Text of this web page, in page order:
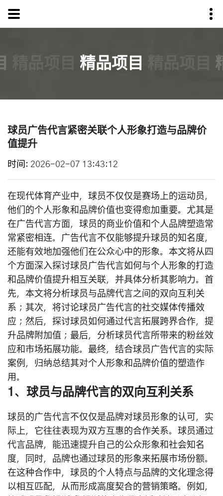
精品项目
球员广告代言紧密关联个人形象打造与品牌价
值提升
时间 2026-02-07 13:43:12
在现代体育产业中，球员不仅仅是赛场上的运动员，
他们的个人形象和品牌价值也变得愈加重要。尤其是
在广告代言方面，球员的商业价值和个人品牌塑造常
常紧密相连。广告代言不仅能够提升球员的知名度，
还能有效地加强他们在公众心中的形象。本文将从四
个方面深入探讨球员广告代言如何与个人形象的打造
和品牌价值提升相互关联，并具体分析其影响力。首
先，本文将分析球员与品牌代言之间的双向互利关
系；其次，将讨论球员广告代言的社交媒体传播效
应；然后，探讨球员如何通过代言拓展跨界合作，提
升品牌附加值；最后，分析球员代言所带来的粉丝效
应和市场拓展功能。最终，结合球员广告代言的实际
案例，归纳总结其对个人形象和品牌价值的塑造作
用。
1、球员与品牌代言的双向互利关系
球员的广告代言不仅仅是品牌对球员形象的认可，实
际上，它往往表现为双方互惠的合作关系。球员通过
代言品牌，能迅速提升自己的公众形象和社会知名
度，同时，品牌也通过球员的形象来拓展市场份额。
在这种合作中，球员的个人特点与品牌的文化理念得
以相互匹配，从而形成高度契合的营销策略。例如，